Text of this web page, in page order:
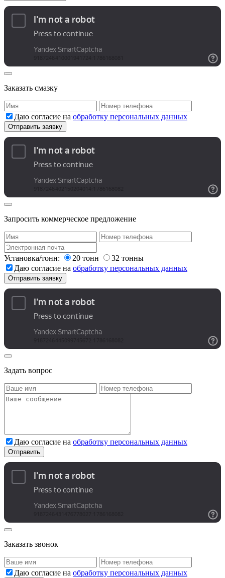
Заказать смазку
Даю согласие на обработку персональных данных
Запросить коммерческое предложение
Установка/тонн: 20 тонн
32 тонны
Даю согласие на обработку персональных данных
Задать вопрос
Даю согласие на обработку персональных данных
Заказать звонок
Даю согласие на обработку персональных данных